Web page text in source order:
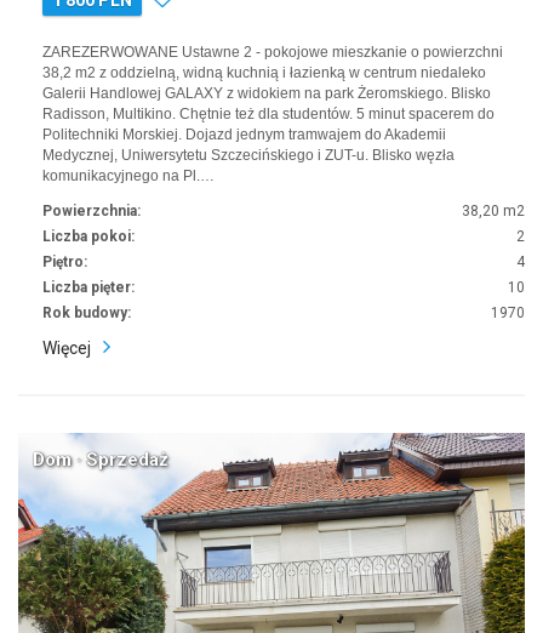
ZAREZERWOWANE Ustawne 2 - pokojowe mieszkanie o powierzchni
38,2 m2 z oddzielną, widną kuchnią i łazienką w centrum niedaleko
Galerii Handlowej GALAXY z widokiem na park Żeromskiego. Blisko
Radisson, Multikino. Chętnie też dla studentów. 5 minut spacerem do
Politechniki Morskiej. Dojazd jednym tramwajem do Akademii
Medycznej, Uniwersytetu Szczecińskiego i ZUT-u. Blisko węzła
komunikacyjnego na Pl.…
Powierzchnia:
38,20 m2
Liczba pokoi:
2
Piętro:
4
Liczba pięter:
10
Rok budowy:
1970
Więcej
Dom · Sprzedaż